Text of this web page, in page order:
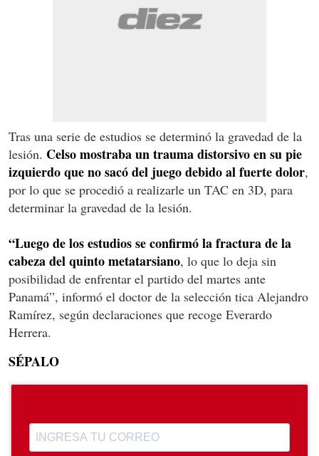
Tras una serie de estudios se determinó la gravedad de la
lesión. Celso mostraba un trauma distorsivo en su pie
izquierdo que no sacó del juego debido al fuerte dolor,
por lo que se procedió a realizarle un TAC en 3D, para
determinar la gravedad de la lesión.
“Luego de los estudios se confirmó la fractura de la
cabeza del quinto metatarsiano, lo que lo deja sin
posibilidad de enfrentar el partido del martes ante
Panamá”, informó el doctor de la selección tica Alejandro
Ramírez, según declaraciones que recoge Everardo
Herrera.
SÉPALO